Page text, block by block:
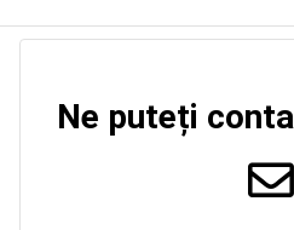
Ne puteți